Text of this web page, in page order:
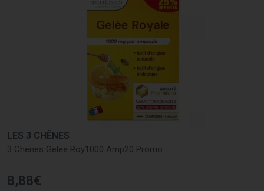
LES 3 CHÊNES
3 Chenes Gelee Roy1000 Amp20 Promo
8,88€